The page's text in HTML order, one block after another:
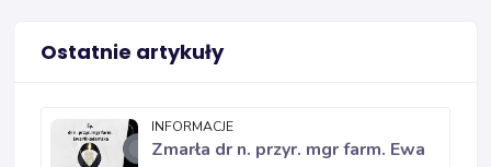
Ostatnie artykuły
INFORMACJE
Zmarła dr n. przyr. mgr farm. Ewa